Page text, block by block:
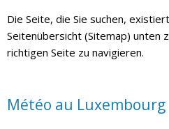
Die Seite, die Sie suchen,
Seitenübersicht (Sitemap) unten
richtigen Seite zu navigieren.
Météo au Luxembourg